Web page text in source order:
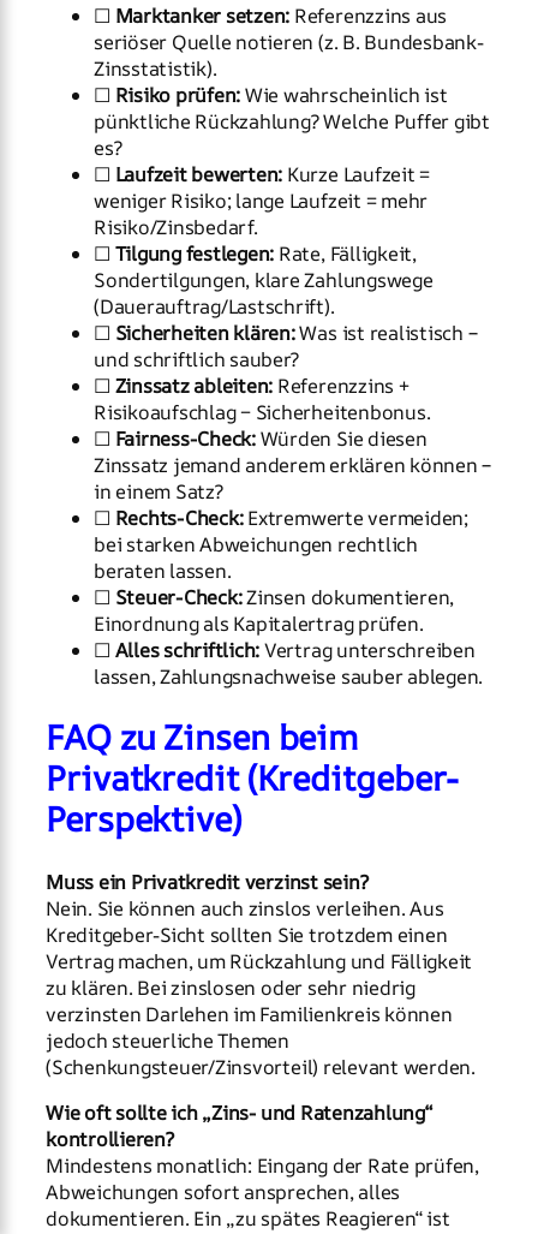
☐ Marktanker setzen: Referenzzins aus
seriöser Quelle notieren (z. B. Bundesbank-
Zinsstatistik).
☐ Risiko prüfen:Wie wahrscheinlich ist
pünktliche Rückzahlung? Welche Puffer gibt
es?
☐ Laufzeit bewerten: Kurze Laufzeit =
weniger Risiko; lange Laufzeit = mehr
Risiko/Zinsbedarf.
☐ Tilgung festlegen: Rate, Fälligkeit,
Sondertilgungen, klare Zahlungswege
(Dauerauftrag/Lastschrift).
☐ Sicherheiten klären:Was ist realistisch –
und schriftlich sauber?
☐ Zinssatz ableiten: Referenzzins +
Risikoaufschlag − Sicherheitenbonus.
☐ Fairness-Check:Würden Sie diesen
Zinssatz jemand anderem erklären können –
in einem Satz?
☐ Rechts-Check:Extremwerte vermeiden;
bei starken Abweichungen rechtlich
beraten lassen.
☐ Steuer-Check:Zinsen dokumentieren,
Einordnung als Kapitalertrag prüfen.
☐ Alles schriftlich:Vertrag unterschreiben
lassen, Zahlungsnachweise sauber ablegen.
FAQ zu Zinsen beim
Privatkredit (Kreditgeber-
Perspektive)
Muss ein Privatkredit verzinst sein?
Nein. Sie können auch zinslos verleihen. Aus
Kreditgeber-Sicht sollten Sie trotzdem einen
Vertrag machen, um Rückzahlung und Fälligkeit
zu klären. Bei zinslosen oder sehr niedrig
verzinsten Darlehen im Familienkreis können
jedoch steuerliche Themen
(Schenkungsteuer/Zinsvorteil) relevant werden.
Wie oft sollte ich „Zins- und Ratenzahlung“
kontrollieren?
Mindestens monatlich: Eingang der Rate prüfen,
Abweichungen sofort ansprechen, alles
dokumentieren. Ein „zu spätes Reagieren“ ist